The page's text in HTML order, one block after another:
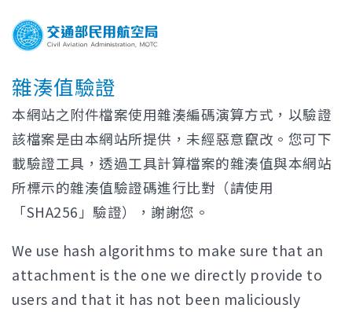
雜湊值驗證
本網站之附件檔案使用雜湊編碼演算方式，以驗證
該檔案是由本網站所提供，未經惡意竄改。您可下
載驗證工具，透過工具計算檔案的雜湊值與本網站
所標示的雜湊值驗證碼進行比對（請使用
「SHA256」驗證），謝謝您。
We use hash algorithms to make sure that an
attachment is the one we directly provide to
users and that it has not been maliciously